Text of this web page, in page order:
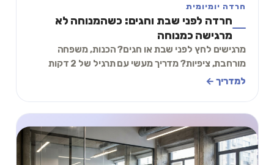
חרדה יומיומית
חרדה לפני שבת וחגים: כשהמנוחה לא
מרגישה כמנוחה
מרגישים לחץ לפני שבת או חגים? הכנות, משפחה
מורחבת, ציפיות? מדריך מעשי עם תרגיל של 2 דקות
להתמודדות עם חרדה לפני ימי מנוחה.
למדריך ←